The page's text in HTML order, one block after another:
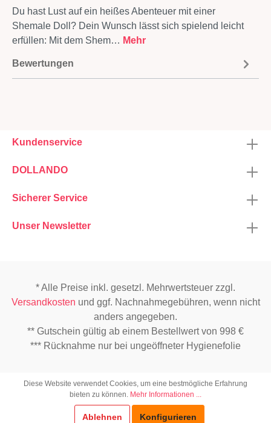
Du hast Lust auf ein heißes Abenteuer mit einer
Shemale Doll? Dein Wunsch lässt sich spielend leicht
erfüllen: Mit dem Shem… Mehr
Bewertungen
Kundenservice
DOLLANDO
Sicherer Service
Unser Newsletter
* Alle Preise inkl. gesetzl. Mehrwertsteuer zzgl.
Versandkosten und ggf. Nachnahmegebühren, wenn nicht
anders angegeben.
** Gutschein gültig ab einem Bestellwert von 998 €
*** Rücknahme nur bei ungeöffneter Hygienefolie
Diese Website verwendet Cookies, um eine bestmögliche Erfahrung
bieten zu können. Mehr Informationen ...
Ablehnen Konfigurieren